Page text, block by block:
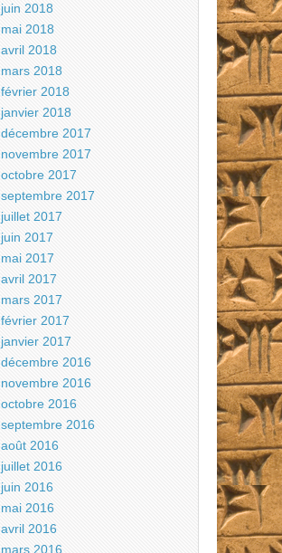
juin 2018
mai 2018
avril 2018
mars 2018
février 2018
janvier 2018
décembre 2017
novembre 2017
octobre 2017
septembre 2017
juillet 2017
juin 2017
mai 2017
avril 2017
mars 2017
février 2017
janvier 2017
décembre 2016
novembre 2016
octobre 2016
septembre 2016
août 2016
juillet 2016
juin 2016
mai 2016
avril 2016
mars 2016